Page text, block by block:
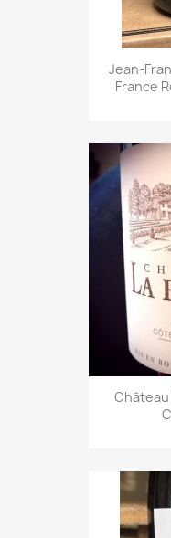
Jean-
France
Château